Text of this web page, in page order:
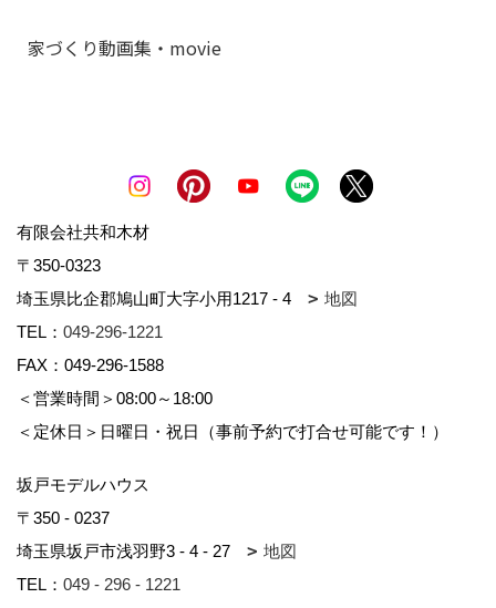
家づくり動画集・movie
有限会社共和木材
〒350-0323
埼玉県比企郡鳩山町大字小用1217 - 4
地図
TEL： 049-296-1221
FAX：049-296-1588
＜営業時間＞08:00～18:00
＜定休日＞日曜日・祝日（事前予約で打合せ可能です！）
坂戸モデルハウス
〒350 - 0237
埼玉県坂戸市浅羽野3 - 4 - 27
地図
TEL： 049 - 296 - 1221